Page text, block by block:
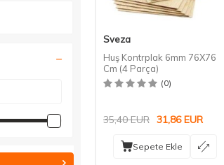
Sveza
Huş Kontrplak 6mm 76X76
Cm (4 Parça)
(0)
35,40EUR 31,86EUR
Sepete Ekle